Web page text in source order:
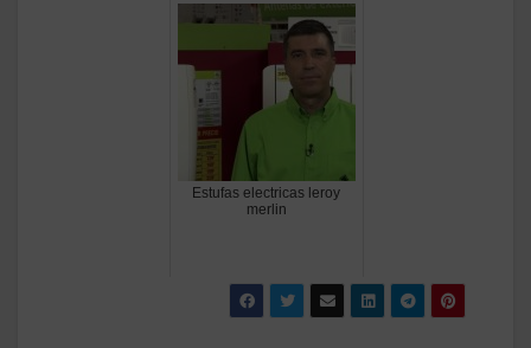
Estufas electricas leroy
merlin